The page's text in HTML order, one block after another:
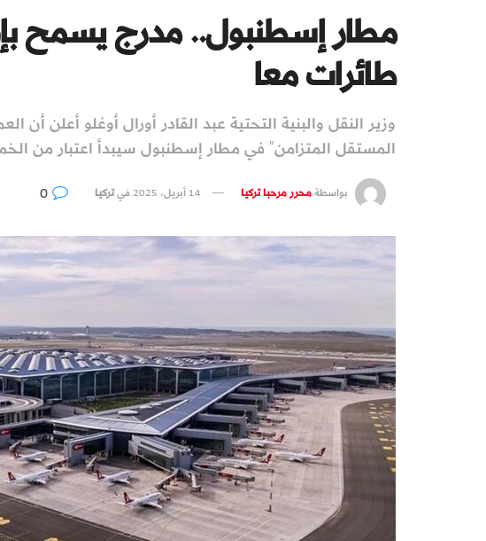
طائرات معا
وزير النقل والبنية التحتية عبد القادر أورال أوغلو أعلن أن
المستقل المتزامن" في مطار إسطنبول سيبدأ اعتبار من
بواسطةمحرر مرحبا تركيا 14 أبريل، 2025 فيتركيا